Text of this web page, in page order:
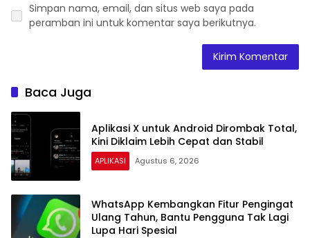
Simpan nama, email, dan situs web saya pada
peramban ini untuk komentar saya berikutnya.
Baca Juga
Aplikasi X untuk Android Dirombak Total,
Kini Diklaim Lebih Cepat dan Stabil
APLIKASI Agustus 6, 2026
WhatsApp Kembangkan Fitur Pengingat
Ulang Tahun, Bantu Pengguna Tak Lagi
Lupa Hari Spesial